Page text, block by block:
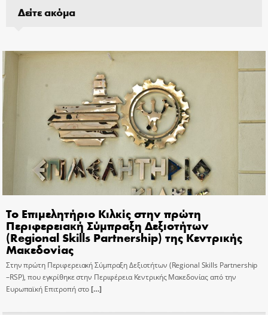
Δείτε ακόμα
Το Επιμελητήριο Κιλκίς στην πρώτη
Περιφερειακή Σύμπραξη Δεξιοτήτων
(Regional Skills Partnership) της Κεντρικής
Μακεδονίας
Στην πρώτη Περιφερειακή Σύμπραξη Δεξιοτήτων (Regional Skills Partnership
–RSP), που εγκρίθηκε στην Περιφέρεια Κεντρικής Μακεδονίας από την
Ευρωπαϊκή Επιτροπή στο[…]